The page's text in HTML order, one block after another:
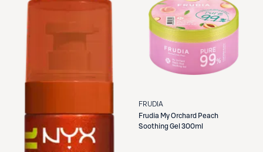
FRUDIA
Frudia My Orchard Peach
Soothing Gel 300ml